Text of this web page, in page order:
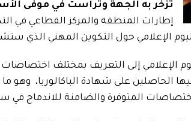
تزخر به الجهة وترأست في موفى
إطارات المنطقة والمركز القطاعي في
لليوم الإعلامي حول التكوين المهني الذي
الإعلامي إلى التعريف بمختلف
الحاصلين على شهادة الباكالوريا،
المتوفرة والضامنة للاندماج في